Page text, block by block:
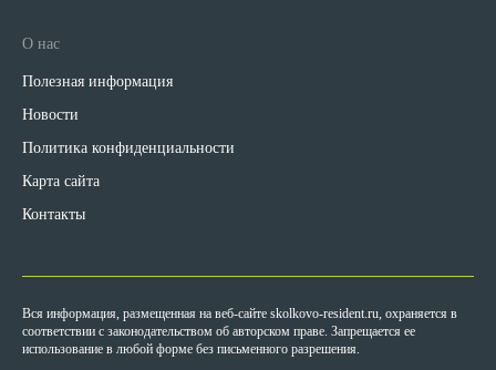
О нас
Полезная информация
Новости
Политика конфиденциальности
Карта сайта
Контакты
Вся информация, размещенная на веб-сайте skolkovo-resident.ru, охраняется в
соответствии с законодательством об авторском праве. Запрещается ее
использование в любой форме без письменного разрешения.